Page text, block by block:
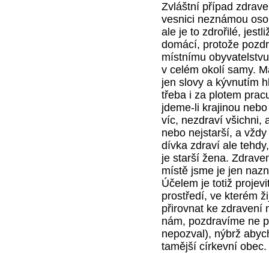
Zvláštní případ
vesnici neznámou
ale je to zdrořilé,
domácí, protože
místnímu
v celém okolí samy.
jen slovy a kývnutím
třeba i za plotem
jdeme-li krajinou
víc, nezdraví všichni,
nebo nejstarší, a
dívka zdraví ale
je starší žena.
místě jsme je jen
Účelem je totiž
prostředí, ve kterém
přirovnat ke zdravení
nám, pozdravíme ne
nepozval), nýbrž
tamější církevní obec.